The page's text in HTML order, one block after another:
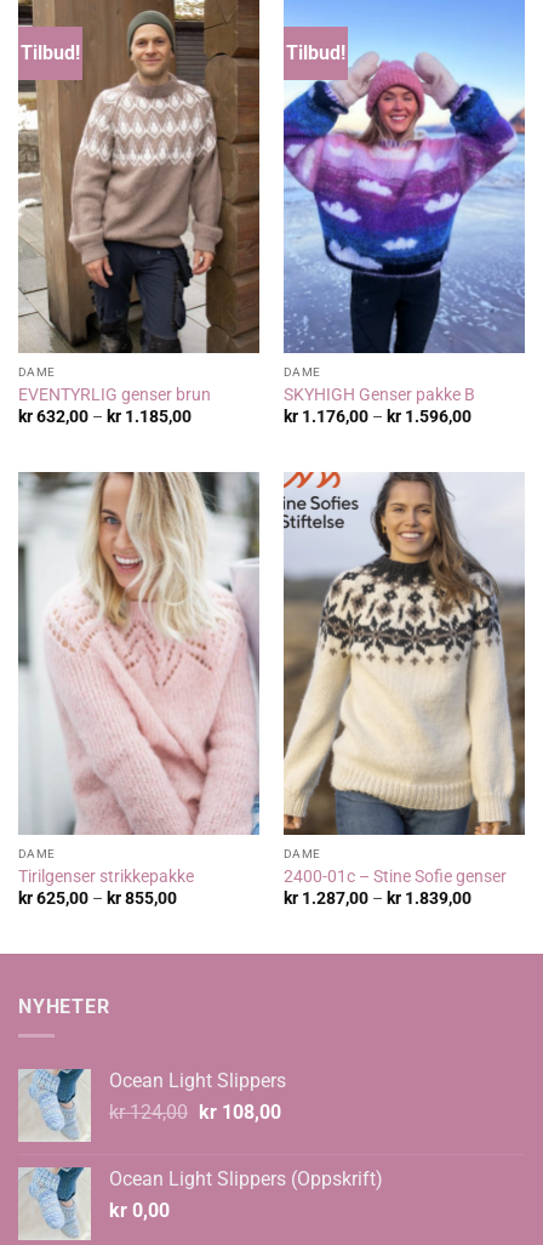
Tilbud!
DAME
EVENTYRLIG genser brun
kr632,00 – kr1.185,00Prisområde:
Tilbud!
DAME
SKYHIGH Genser pakke B
kr1.176,00 – kr1.596,00
DAME
Tirilgenser strikkepakke
kr625,00 – kr855,00Prisområde:
DAME
2400-01c – Stine Sofie genser
kr1.287,00 – kr1.839,00
NYHETER
Ocean Light Slippers
kr124,00 Opprinnelig
kr 124,00.
kr108,00Nåværende
kr 108,00.
Ocean Light Slippers (Oppskrift)
kr 0,00